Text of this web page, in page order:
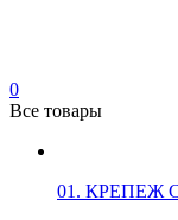
0
Все товары
01.